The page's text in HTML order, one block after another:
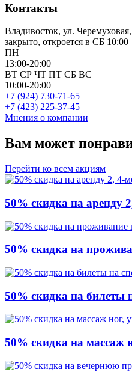
Контакты
Владивосток, ул.
закрыто, откроется в СБ 10:00
ПН
13:00-20:00
ВТ СР ЧТ ПТ СБ ВС
10:00-20:00
+7 (924) 730-71-65
+7 (423) 225-37-45
Мнения о компании
Вам может
Перейти ко всем акциям
50% скидка на аренду
50% скидка на
50% скидка на билеты
50% скидка на массаж